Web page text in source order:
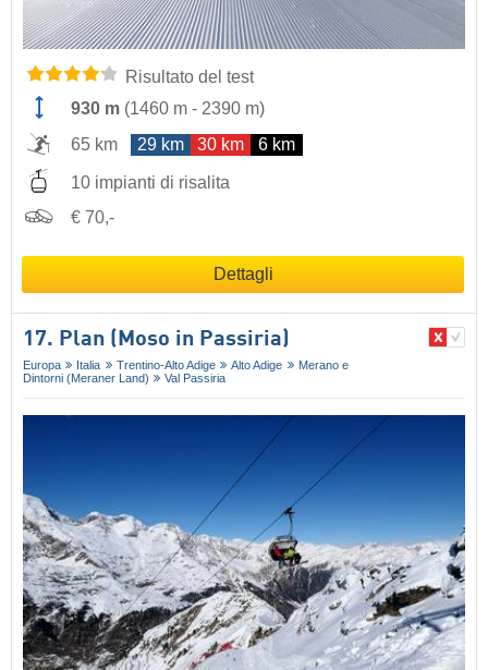
Risultato del test
930 m (1460 m - 2390 m)
65 km
29 km 30 km 6 km
10 impianti di risalita
€ 70,-
Dettagli
17. Plan (Moso in Passiria)
Europa Italia Trentino-Alto Adige Alto Adige
Merano e
Dintorni (Meraner Land)
Val Passiria